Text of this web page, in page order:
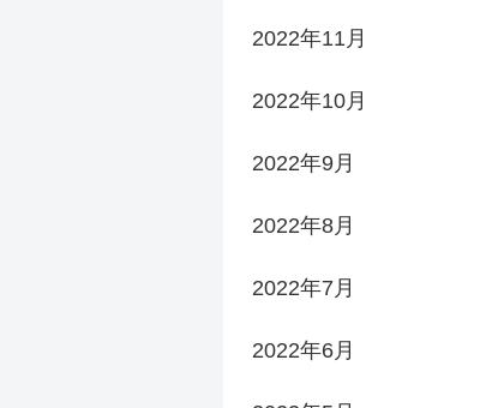
2022年11月
2022年10月
2022年9月
2022年8月
2022年7月
2022年6月